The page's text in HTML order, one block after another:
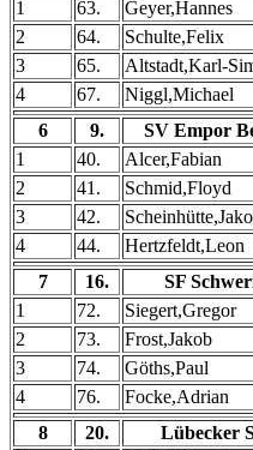
1
63. Geyer,Hannes
2
64. Schulte,Felix
3
65. Altstadt,Karl-
4
67. Niggl,Michael
6
9. SV Empor
1
40. Alcer,Fabian
2
41. Schmid,Floyd
3
42.
4
44. Hertzfeldt,Leon
7
16. SF
1
72. Siegert,Gregor
2
73. Frost,Jakob
3
74. Göths,Paul
4
76. Focke,Adrian
8
20. Lübecker